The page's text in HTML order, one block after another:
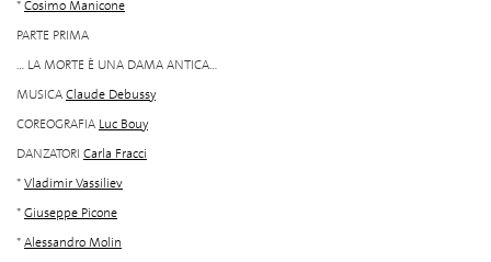
*Cosimo Manicone
PARTE PRIMA
... LA MORTE È UNA DAMA ANTICA...
MUSICAClaude Debussy
COREOGRAFIA Luc Bouy
DANZATORI Carla Fracci
*Vladimir Vassiliev
*Giuseppe Picone
*Alessandro Molin